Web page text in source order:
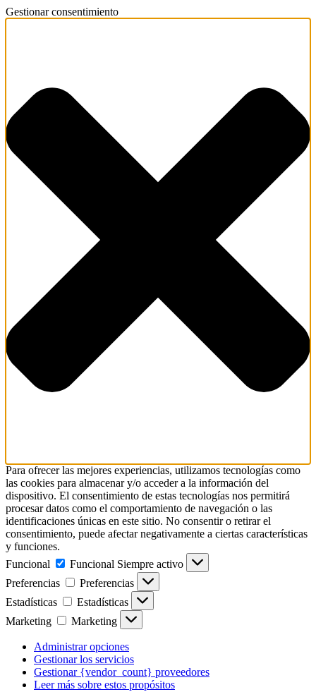
Gestionar consentimiento
Para ofrecer las mejores experiencias, utilizamos tecnologías como
las cookies para almacenar y/o acceder a la información del
dispositivo. El consentimiento de estas tecnologías nos permitirá
procesar datos como el comportamiento de navegación o las
identificaciones únicas en este sitio. No consentir o retirar el
consentimiento, puede afectar negativamente a ciertas características
y funciones.
Funcional
Funcional Siempre activo
Preferencias
Preferencias
Estadísticas
Estadísticas
Marketing
Marketing
Administrar opciones
Gestionar los servicios
Gestionar {vendor_count} proveedores
Leer más sobre estos propósitos